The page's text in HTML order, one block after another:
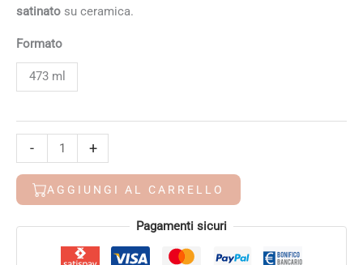
satinato su ceramica.
Formato
473 ml
-
Transparent
matte
Colorobbia
(950°-1000°C)
+
AGGIUNGI AL CARRELLO
Alternative: Pagamenti sicuri